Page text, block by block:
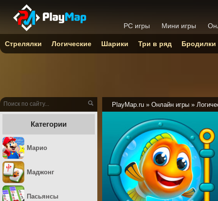
PlayMap.ru » Онлайн игры »
Категории
Марио
Маджонг
Пасьянсы
PC игры Мини игры
Стрелялки Логические Шарики Три в ряд Бродилки